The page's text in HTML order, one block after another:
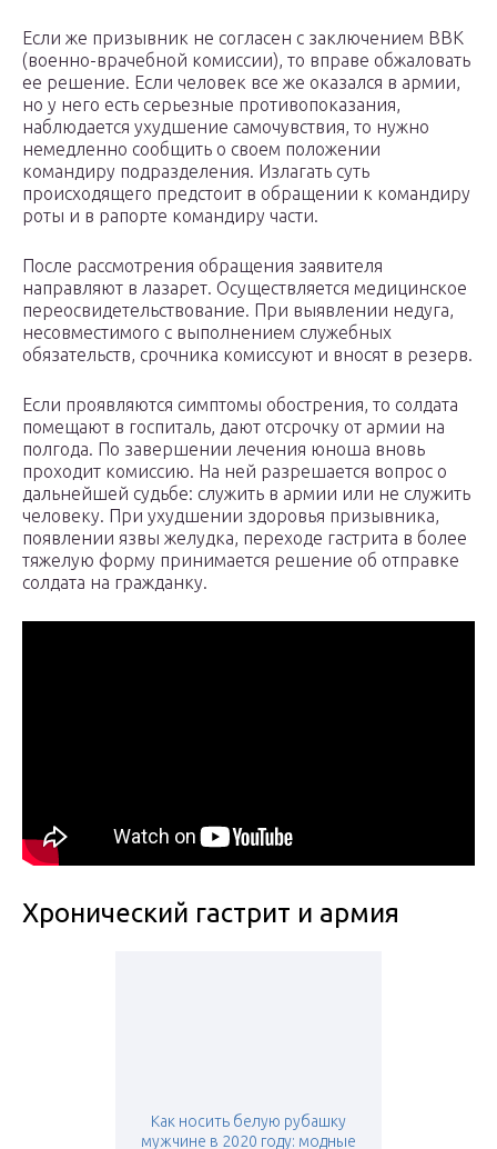
Если же призывник не согласен с заключением ВВК
(военно-врачебной комиссии), то вправе обжаловать
ее решение. Если человек все же оказался в армии,
но у него есть серьезные противопоказания,
наблюдается ухудшение самочувствия, то нужно
немедленно сообщить о своем положении
командиру подразделения. Излагать суть
происходящего предстоит в обращении к командиру
роты и в рапорте командиру части.
После рассмотрения обращения заявителя
направляют в лазарет. Осуществляется медицинское
переосвидетельствование. При выявлении недуга,
несовместимого с выполнением служебных
обязательств, срочника комиссуют и вносят в резерв.
Если проявляются симптомы обострения, то солдата
помещают в госпиталь, дают отсрочку от армии на
полгода. По завершении лечения юноша вновь
проходит комиссию. На ней разрешается вопрос о
дальнейшей судьбе: служить в армии или не служить
человеку. При ухудшении здоровья призывника,
появлении язвы желудка, переходе гастрита в более
тяжелую форму принимается решение об отправке
солдата на гражданку.
Хронический гастрит и армия
Как носить белую рубашку
мужчине в 2020 году: модные